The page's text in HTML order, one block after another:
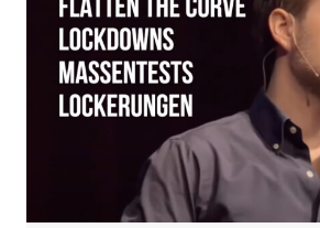
ZAGROZILA
MEDIJEM:
ČE
BOSTE
ZAČELI
POROČATI,
BOSTE
VPLETENI